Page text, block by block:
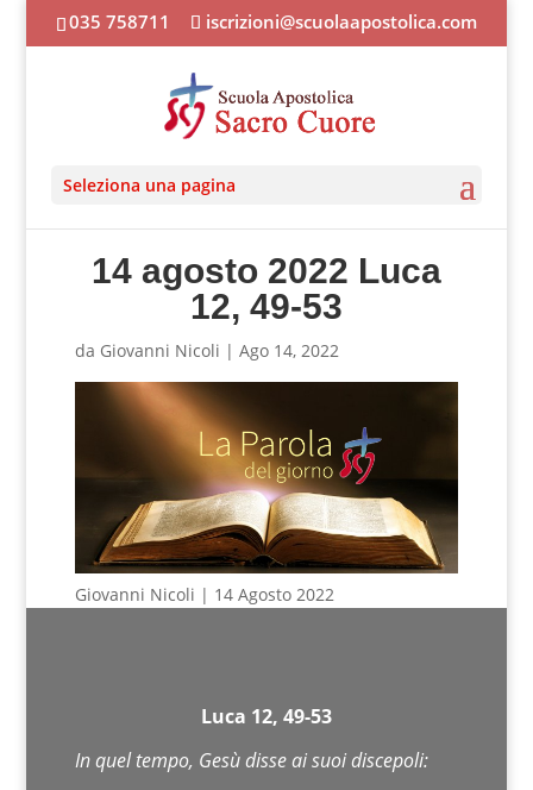
035 758711 iscrizioni@scuolaapostolica.com
Seleziona una pagina
14 agosto 2022 Luca
12, 49-53
da Giovanni Nicoli | Ago 14, 2022
Giovanni Nicoli | 14 Agosto 2022
Luca 12, 49-53
In quel tempo, Gesù disse ai suoi discepoli: